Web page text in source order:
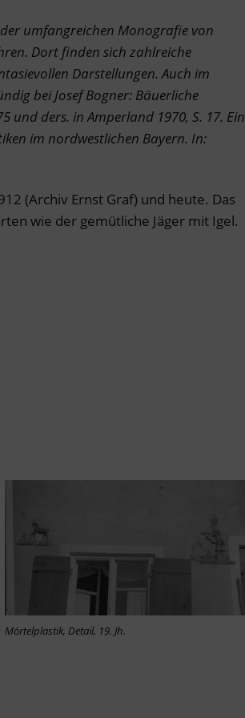
umfangreichen Monografie von
Dort finden sich zahlreiche
Darstellungen. Auch im
bei Josef Bogner: Bäuerliche
und ders. in Amperland 1970, S. 17. Ein
im nordwestlichen Bayern. In:
(Archiv Ernst Graf) und heute. Das
wie der gemütliche Jäger mit Igel.
Mörtelplastik, Detail, 19. Jh.